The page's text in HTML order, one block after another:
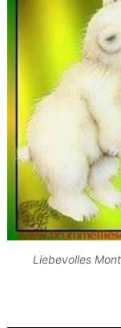
Liebevolles